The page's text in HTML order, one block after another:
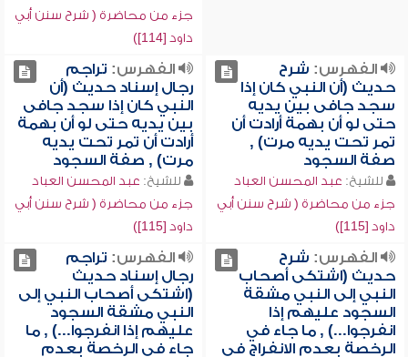
جزء من محاضرة ( شرح سنن أبي
داود [114])
الفهرس: شرح
حديث (أن النبي كان إذا
سجد جافى بين يديه
حتى لو أن بهمة أرادت أن
تمر تحت يديه مرت) ,
صفة السجود
للشيخ: عبد المحسن العباد
جزء من محاضرة ( شرح سنن أبي
داود [115])
الفهرس: تراجم
رجال إسناد حديث (أن
النبي كان إذا سجد جافى
بين يديه حتى لو أن بهمة
أرادت أن تمر تحت يديه
مرت) , صفة السجود
للشيخ: عبد المحسن العباد
جزء من محاضرة ( شرح سنن أبي
داود [115])
الفهرس: شرح
حديث (اشتكى أصحاب
النبي إلى النبي مشقة
السجود عليهم إذا
انفرجوا...) , ما جاء في
الرخصة بعدم الانفراج في
الفهرس: تراجم
رجال إسناد حديث
(اشتكى أصحاب النبي إلى
النبي مشقة السجود
عليهم إذا انفرجوا...) , ما
جاء في الرخصة بعدم